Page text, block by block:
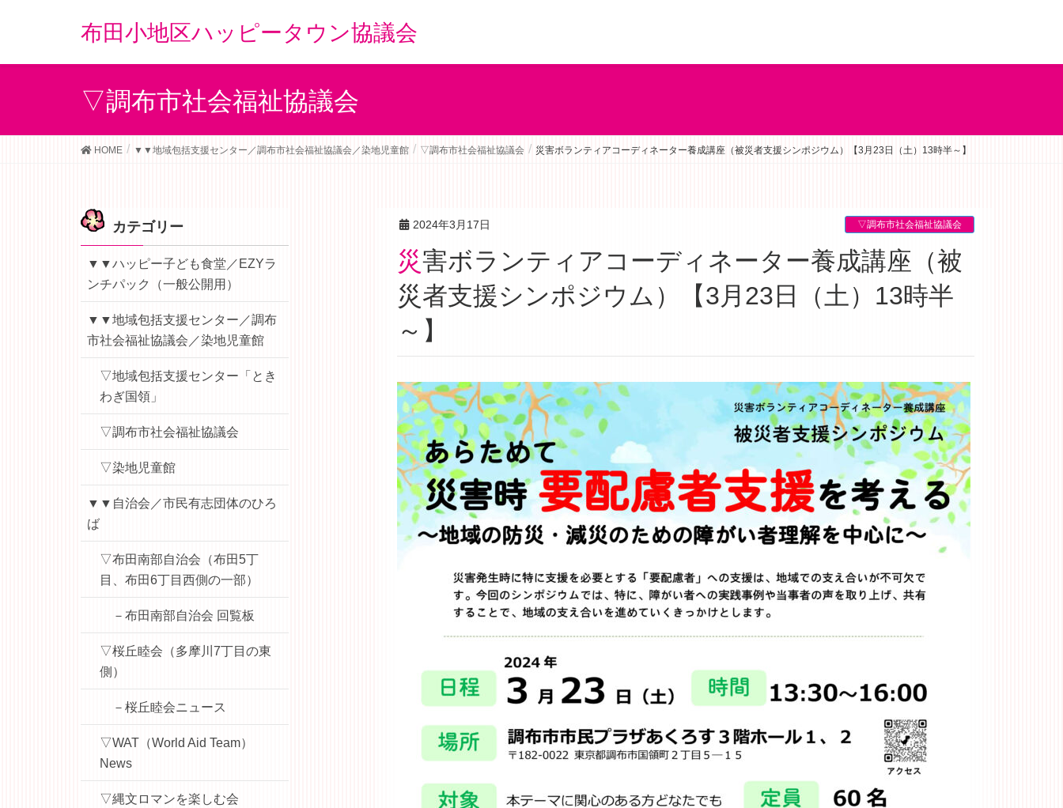
布田小地区ハッピータウン協議会
▽調布市社会福祉協議会
HOME ▼▼地域包括支援センター／調布市社会福祉協議会／染地児童館 ▽調布市社会福祉協議会 災害ボランティアコーディネーター養成講座（被災者支援シンポジウム）【3月23日（土）13時半～】
2024年3月17日 ▽調布市社会福祉協議会
災害ボランティアコーディネーター養成講座（被
災者支援シンポジウム）【3月23日（土）13時半
～】
カテゴリー
▼▼ハッピー子ども食堂／EZYラ
ンチパック（一般公開用）
▼▼地域包括支援センター／調布
市社会福祉協議会／染地児童館
▽地域包括支援センター「とき
わぎ国領」
▽調布市社会福祉協議会
▽染地児童館
▼▼自治会／市民有志団体のひろ
ば
▽布田南部自治会（布田5丁
目、布田6丁目西側の一部）
－布田南部自治会 回覧板
▽桜丘睦会（多摩川7丁目の東
側）
－桜丘睦会ニュース
▽WAT（World Aid Team）
News
▽縄文ロマンを楽しむ会